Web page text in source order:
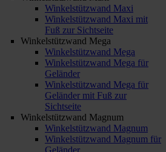
Winkelstützwand Maxi
Winkelstützwand Maxi mit
Fuß zur Sichtseite
Winkelstützwand Mega
Winkelstützwand Mega
Winkelstützwand Mega für
Geländer
Winkelstützwand Mega für
Geländer mit Fuß zur
Sichtseite
Winkelstützwand Magnum
Winkelstützwand Magnum
Winkelstützwand Magnum für
Geländer